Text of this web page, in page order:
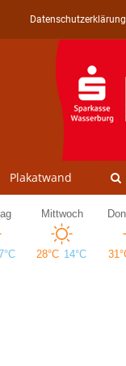
Datenschutzerklärung
Plakatwand